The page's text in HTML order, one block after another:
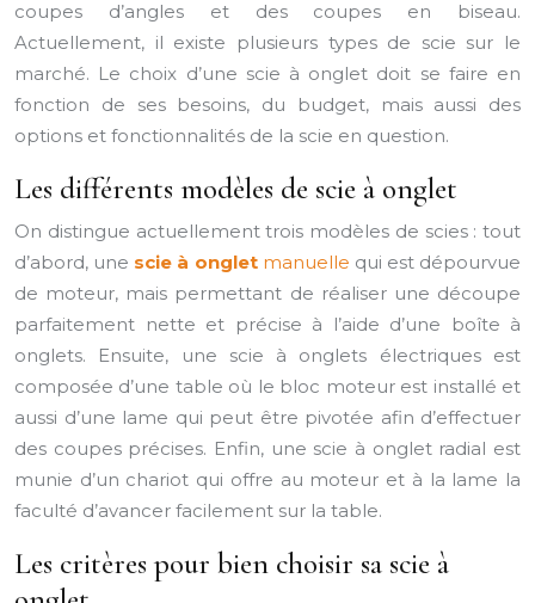
coupes d’angles et des coupes en biseau.
Actuellement, il existe plusieurs types de scie sur le
marché. Le choix d’une scie à onglet doit se faire en
fonction de ses besoins, du budget, mais aussi des
options et fonctionnalités de la scie en question.
Les différents modèles de scie à onglet
On distingue actuellement trois modèles de scies : tout
d’abord, une scie à onglet manuelle qui est dépourvue
de moteur, mais permettant de réaliser une découpe
parfaitement nette et précise à l’aide d’une boîte à
onglets. Ensuite, une scie à onglets électriques est
composée d’une table où le bloc moteur est installé et
aussi d’une lame qui peut être pivotée afin d’effectuer
des coupes précises. Enfin, une scie à onglet radial est
munie d’un chariot qui offre au moteur et à la lame la
faculté d’avancer facilement sur la table.
Les critères pour bien choisir sa scie à